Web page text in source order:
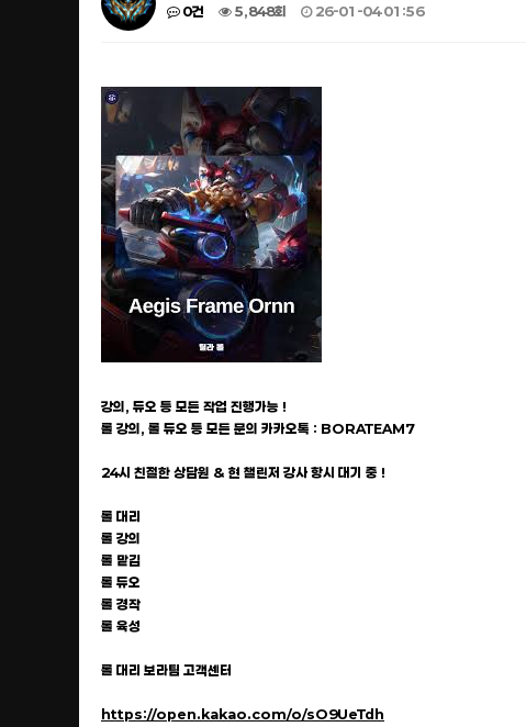
0건
5,848회 26-01-04 01:56
강의, 듀오 등 모든 작업 진행가능 !
롤 강의, 롤 듀오 등 모든 문의 카카오톡 : BORATEAM7
24시 친절한 상담원 & 현 챌린저 강사 항시 대기 중 !
롤 대리
롤 강의
롤 맡김
롤 듀오
롤 경작
롤 육성
롤 대리 보라팀 고객센터
https://open.kakao.com/o/sO9UeTdh